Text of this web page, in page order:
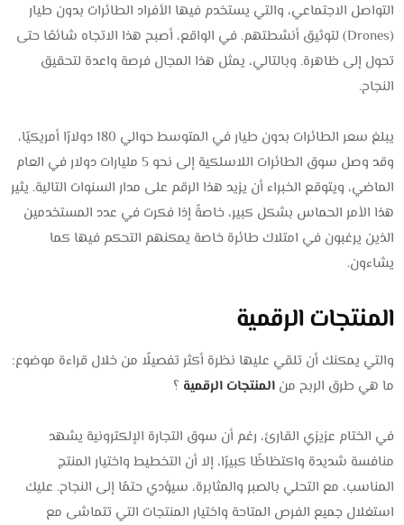
التواصل الاجتماعي، والتي يستخدم فيها الأفراد الطائرات بدون طيار
(Drones) لتوثيق أنشطتهم. في الواقع، أصبح هذا الاتجاه شائعًا حتى
تحول إلى ظاهرة. وبالتالي، يمثل هذا المجال فرصة واعدة لتحقيق
النجاح.
يبلغ سعر الطائرات بدون طيار في المتوسط حوالي 180 دولارًا أمريكيًا،
وقد وصل سوق الطائرات اللاسلكية إلى نحو 5 مليارات دولار في العام
الماضي، ويتوقع الخبراء أن يزيد هذا الرقم على مدار السنوات التالية. يثير
هذا الأمر الحماس بشكل كبير، خاصةً إذا فكرت في عدد المستخدمين
الذين يرغبون في امتلاك طائرة خاصة يمكنهم التحكم فيها كما
يشاءون.
المنتجات الرقمية
والتي يمكنك أن تلقي عليها نظرة أكثر تفصيلًا من خلال قراءة موضوع:
ما هي طرق الربح منالمنتجات الرقمية ؟
في الختام عزيزي القارئ، رغم أن سوق التجارة الإلكترونية يشهد
منافسة شديدة واكتظاظًا كبيرًا، إلا أن التخطيط واختيار المنتج
المناسب، مع التحلي بالصبر والمثابرة، سيؤدي حتمًا إلى النجاح. عليك
استغلال جميع الفرص المتاحة واختيار المنتجات التي تتماشى مع